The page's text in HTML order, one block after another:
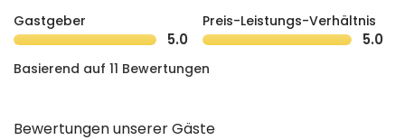
Gastgeber
5.0
Preis-Leistungs-Verhältnis
5.0
Basierend auf 11 Bewertungen
Bewertungen unserer Gäste